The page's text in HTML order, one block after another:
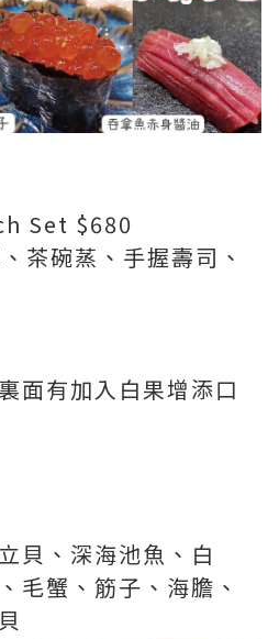
Set $680
茶碗蒸、手握壽司、
面有加入白果增添口
貝、深海池魚、白
毛蟹、筋子、海膽、